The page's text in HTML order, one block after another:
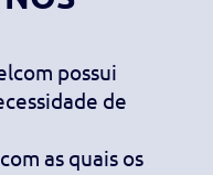
possui
de
as quais os